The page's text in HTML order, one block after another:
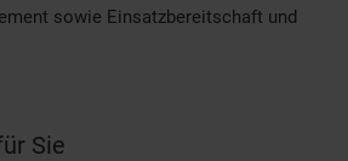
sowie Einsatzbereitschaft und
Sie